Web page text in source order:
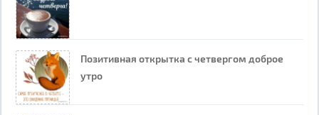
Позитивная открытка с четвергом доброе
утро